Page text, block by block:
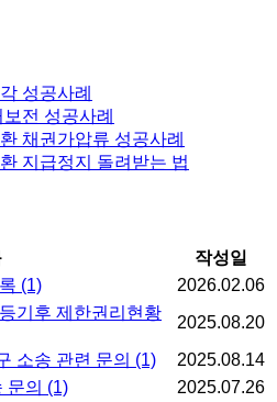
성공사례
전 성공사례
채권가압류 성공사례
지급정지 돌려받는 법
작성일
(1)
2026.02.06
기후 제한권리현황
2025.08.20
소송 관련 문의 (1)
2025.08.14
문의 (1) 2025.07.26